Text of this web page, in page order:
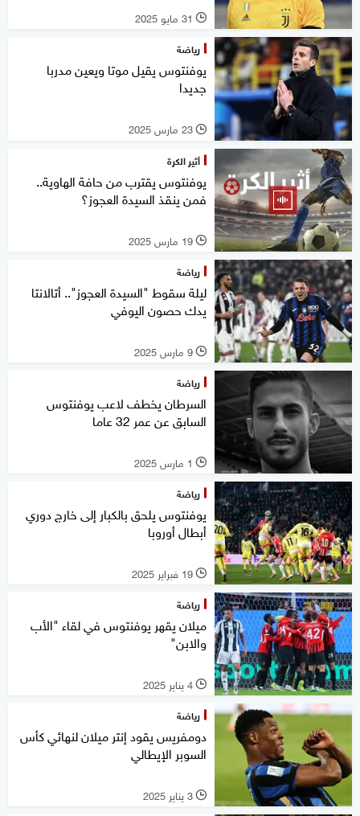
l 31 مايو 2025
رياضة
يوفنتوس يقيل موتا ويعين مدربا
جديدا
l 23 مارس 2025
أثير الكرة
يوفنتوس يقترب من حافة الهاوية..
فمن ينقذ السيدة العجوز؟
l 19 مارس 2025
رياضة
ليلة سقوط "السيدة العجوز".. أتالانتا
يدك حصون اليوفي
l 9 مارس 2025
رياضة
السرطان يخطف لاعب يوفنتوس
السابق عن عمر 32 عاما
l 1 مارس 2025
رياضة
يوفنتوس يلحق بالكبار إلى خارج دوري
أبطال أوروبا
l 19 فبراير 2025
رياضة
ميلان يقهر يوفنتوس في لقاء "الأب
والابن"
l 4 يناير 2025
رياضة
دومفريس يقود إنتر ميلان لنهائي كأس
السوبر الإيطالي
l 3 يناير 2025